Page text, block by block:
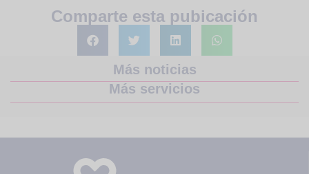
Comparte esta pubicación
Más noticias
Más servicios